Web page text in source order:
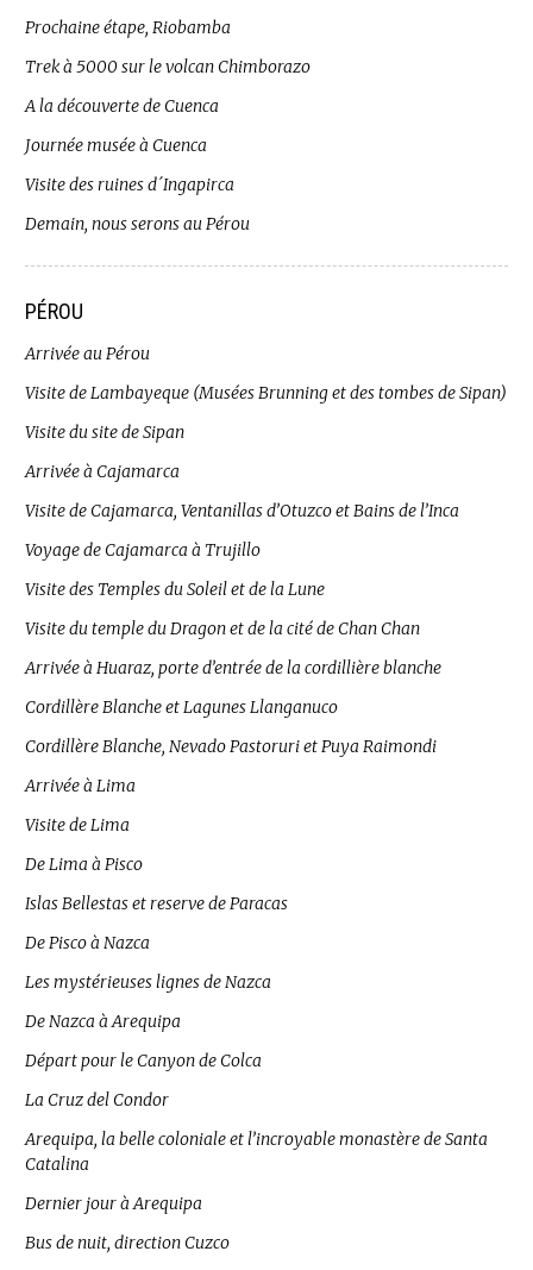
Prochaine étape, Riobamba
Trek à 5000 sur le volcan Chimborazo
A la découverte de Cuenca
Journée musée à Cuenca
Visite des ruines d´Ingapirca
Demain, nous serons au Pérou
PÉROU
Arrivée au Pérou
Visite de Lambayeque (Musées Brunning et des tombes de Sipan)
Visite du site de Sipan
Arrivée à Cajamarca
Visite de Cajamarca, Ventanillas d’Otuzco et Bains de l’Inca
Voyage de Cajamarca à Trujillo
Visite des Temples du Soleil et de la Lune
Visite du temple du Dragon et de la cité de Chan Chan
Arrivée à Huaraz, porte d’entrée de la cordillière blanche
Cordillère Blanche et Lagunes Llanganuco
Cordillère Blanche, Nevado Pastoruri et Puya Raimondi
Arrivée à Lima
Visite de Lima
De Lima à Pisco
Islas Bellestas et reserve de Paracas
De Pisco à Nazca
Les mystérieuses lignes de Nazca
De Nazca à Arequipa
Départ pour le Canyon de Colca
La Cruz del Condor
Arequipa, la belle coloniale et l’incroyable monastère de Santa
Catalina
Dernier jour à Arequipa
Bus de nuit, direction Cuzco